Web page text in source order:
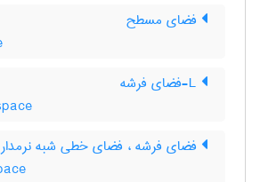
فضای مسطح
فضای فرشه ، فضای خطی شبه نرمدار